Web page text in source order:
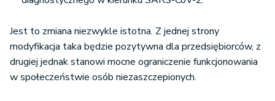
Jest to zmiana niezwykle istotna. Z jednej strony
modyfikacja taka będzie pozytywna dla przedsiębiorców, z
drugiej jednak stanowi mocne ograniczenie funkcjonowania
w społeczeństwie osób niezaszczepionych.